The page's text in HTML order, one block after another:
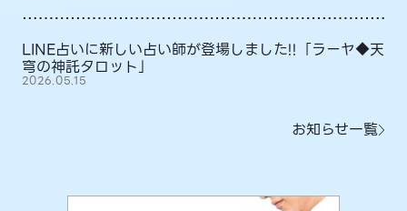
LINE占いに新しい占い師が登場しました!!「ラーヤ◆天
穹の神託タロット」
2026.05.15
お知らせ一覧